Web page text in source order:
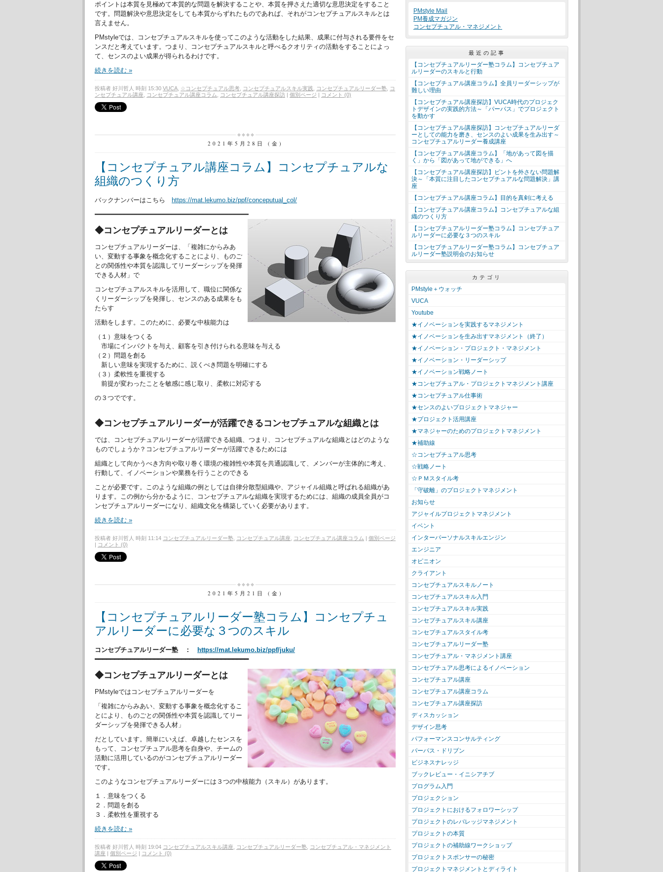
ポイントは本質を見極めて本質的な問題を解決することや、本質を押さえた適切な意思決定をすること
です。問題解決や意思決定をしても本質からずれたものであれば、それがコンセプチュアルスキルとは
言えません。
PMstyleでは、コンセプチュアルスキルを使ってこのような活動をした結果、成果に付与される要件をセ
ンスだと考えています。つまり、コンセプチュアルスキルと呼べるクオリティの活動をすることによっ
て、センスのよい成果が得られるわけです。
続きを読む »
投稿者 好川哲人 時刻 15:30 VUCA ☆コンセプチュアル思考 コンセプチュアルスキル実践 コンセプチュアルリーダー塾
コ
ンセプチュアル講座
コンセプチュアル講座コラム コンセプチュアル講座探訪 | 個別ページ | コメント (0)
2021年5月28日 (金)
【コンセプチュアル講座コラム】コンセプチュアルな
組織のつくり方
バックナンバーはこちら
https://mat.lekumo.biz/ppf/conceputual_col/
━━━━━━━━━━━━━━━━━━━━━━━━━━━━━━━━━━━━━━━
◆コンセプチュアルリーダーとは
コンセプチュアルリーダーは、「複雑にからみあ
い、変動する事象を概念化することにより、ものご
との関係性や本質を認識してリーダーシップを発揮
できる人材」で
コンセプチュアルスキルを活用して、職位に関係な
くリーダーシップを発揮し、センスのある成果をも
たらす
活動をします。このために、必要な中核能力は
（１）意味をつくる
市場にインパクトを与え、顧客を引き付けられる意味を与える
（２）問題を創る
新しい意味を実現するために、説くべき問題を明確にする
（３）柔軟性を重視する
前提が変わったことを敏感に感じ取り、柔軟に対応する
の３つでです。
◆コンセプチュアルリーダーが活躍できるコンセプチュアルな組織とは
では、コンセプチュアルリーダーが活躍できる組織、つまり、コンセプチュアルな組織とはどのような
ものでしょうか？コンセプチュアルリーダーが活躍できるためには
組織として向かうべき方向や取り巻く環境の複雑性や本質を共通認識して、メンバーが主体的に考え、
行動して、イノベーションや業務を行うことのできる
ことが必要です。このような組織の例としては自律分散型組織や、アジャイル組織と呼ばれる組織があ
ります。この例から分かるように、コンセプチュアルな組織を実現するためには、組織の成員全員がコ
ンセプチュアルリーダーになり、組織文化を構築していく必要があります。
続きを読む »
投稿者 好川哲人 時刻 11:14 コンセプチュアルリーダー塾 コンセプチュアル講座 コンセプチュアル講座コラム | 個別ページ
| コメント (0)
2021年5月21日 (金)
【コンセプチュアルリーダー塾コラム】コンセプチュ
アルリーダーに必要な３つのスキル
コンセプチュアルリーダー塾 ：
https://mat.lekumo.biz/ppf/juku/
━━━━━━━━━━━━━━━━━━━━━━━━━━━━━━━━━━━━━━━
◆コンセプチュアルリーダーとは
PMstyleではコンセプチュアルリーダーを
「複雑にからみあい、変動する事象を概念化するこ
とにより、ものごとの関係性や本質を認識してリー
ダーシップを発揮できる人材」
だとしています。簡単にいえば、卓越したセンスを
もって、コンセプチュアル思考を自身や、チームの
活動に活用しているのがコンセプチュアルリーダー
です。
このようなコンセプチュアルリーダーには３つの中核能力（スキル）があります。
１．意味をつくる
２．問題を創る
３．柔軟性を重視する
続きを読む »
投稿者 好川哲人 時刻 19:04 コンセプチュアルスキル講座 コンセプチュアルリーダー塾
コンセプチュアル・マネジメント
講座
個別ページ コメント (0)
PMstyle Mail
PM養成マガジン
コンセプチュアル・マネジメント
最近の記事
【コンセプチュアルリーダー塾コラム】コンセプチュア
ルリーダーのスキルと行動
【コンセプチュアル講座コラム】全員リーダーシップが
難しい理由
【コンセプチュアル講座探訪】VUCA時代のプロジェク
トデザインの実践的方法～「パーパス」でプロジェクト
を動かす
【コンセプチュアル講座探訪】コンセプチュアルリーダ
ーとしての能力を磨き、センスのよい成果を生み出す～
コンセプチュアルリーダー養成講座
【コンセプチュアル講座コラム】「地があって図を描
く」から「図があって地ができる」へ
【コンセプチュアル講座探訪】ピントを外さない問題解
決～「本質に注目したコンセプチュアルな問題解決」講
座
【コンセプチュアル講座コラム】目的を真剣に考える
【コンセプチュアル講座コラム】コンセプチュアルな組
織のつくり方
【コンセプチュアルリーダー塾コラム】コンセプチュア
ルリーダーに必要な３つのスキル
【コンセプチュアルリーダー塾コラム】コンセプチュア
ルリーダー塾説明会のお知らせ
カテゴリ
PMstyle＋ウォッチ
VUCA
Youtube
★イノベーションを実践するマネジメント
★イノベーションを生み出すマネジメント（終了）
★イノベーション・プロジェクト・マネジメント
★イノベーション・リーダーシップ
★イノベーション戦略ノート
★コンセプチュアル・プロジェクトマネジメント講座
★コンセプチュアル仕事術
★センスのよいプロジェクトマネジャー
★プロジェクト活用講座
★マネジャーのためのプロジェクトマネジメント
★補助線
☆コンセプチュアル思考
☆戦略ノート
☆ＰＭスタイル考
「守破離」のプロジェクトマネジメント
お知らせ
アジャイルプロジェクトマネジメント
イベント
インターパーソナルスキルエンジン
エンジニア
オピニオン
クライアント
コンセプチュアルスキルノート
コンセプチュアルスキル入門
コンセプチュアルスキル実践
コンセプチュアルスキル講座
コンセプチュアルスタイル考
コンセプチュアルリーダー塾
コンセプチュアル・マネジメント講座
コンセプチュアル思考によるイノベーション
コンセプチュアル講座
コンセプチュアル講座コラム
コンセプチュアル講座探訪
ディスカッション
デザイン思考
パフォーマンスコンサルティング
パーパス・ドリブン
ビジネスナレッジ
ブックレビュー・イニシアチブ
プログラム入門
プロジェクション
プロジェクトにおけるフォロワーシップ
プロジェクトのレバレッジマネジメント
プロジェクトの本質
プロジェクトの補助線ワークショップ
プロジェクトスポンサーの秘密
プロジェクトマネジメントとディライト